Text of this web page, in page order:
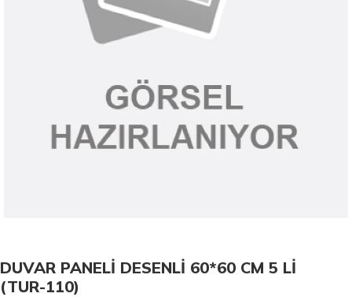
DUVAR PANELİ DESENLİ 60*60 CM 5 Lİ
(TUR-110)